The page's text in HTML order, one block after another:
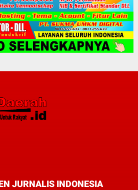
JURNALIS INDONESIA